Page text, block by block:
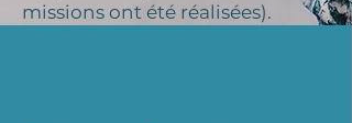
missions ont été réalisées).